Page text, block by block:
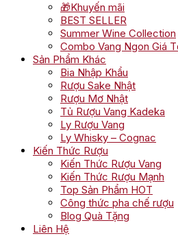
🎁Khuyến mãi
BEST SELLER
Summer Wine Collection
Combo Vang Ngon Giá
Sản Phẩm Khác
Bia Nhập Khẩu
Rượu Sake Nhật
Rượu Mơ Nhật
Tủ Rượu Vang Kadeka
Ly Rượu Vang
Ly Whisky – Cognac
Kiến Thức Rượu
Kiến Thức Rượu Vang
Kiến Thức Rượu Mạnh
Top Sản Phẩm HOT
Công thức pha chế rượu
Blog Quà Tặng
Liên Hệ